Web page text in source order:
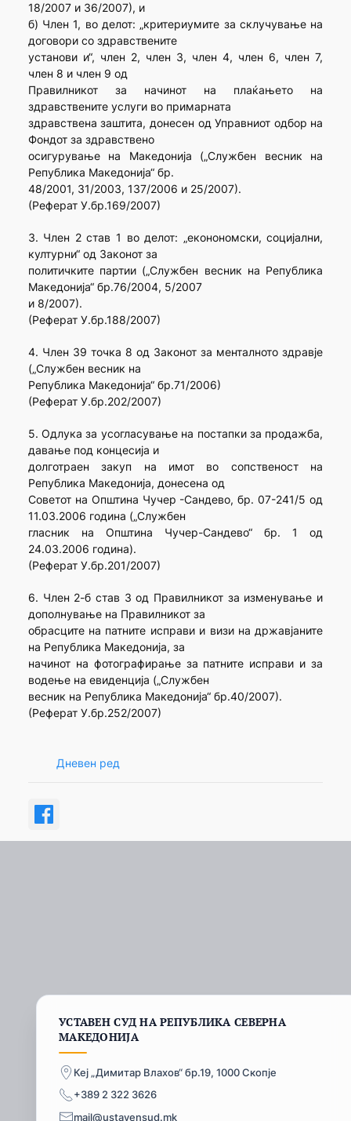
18/2007 и 36/2007), и
б) Член 1, во делот: „критериумите за склучување на
договори со здравствените
установи и“, член 2, член 3, член 4, член 6, член 7,
член 8 и член 9 од
Правилникот за начинот на плаќањето на
здравствените услуги во примарната
здравствена заштита, донесен од Управниот одбор на
Фондот за здравствено
осигурување на Македонија („Службен весник на
Република Македонија“ бр.
48/2001, 31/2003, 137/2006 и 25/2007).
(Реферат У.бр.169/2007)
3. Член 2 став 1 во делот: „еконономски, социјални,
културни“ од Законот за
политичките партии („Службен весник на Република
Македонија“ бр.76/2004, 5/2007
и 8/2007).
(Реферат У.бр.188/2007)
4. Член 39 точка 8 од Законот за менталното здравје
(„Службен весник на
Република Македонија“ бр.71/2006)
(Реферат У.бр.202/2007)
5. Одлука за усогласување на постапки за продажба,
давање под концесија и
долготраен закуп на имот во сопственост на
Република Македонија, донесена од
Советот на Општина Чучер -Сандево, бр. 07-241/5 од
11.03.2006 година („Службен
гласник на Општина Чучер-Сандево“ бр. 1 од
24.03.2006 година).
(Реферат У.бр.201/2007)
6. Член 2-б став 3 од Правилникот за изменување и
дополнување на Правилникот за
обрасците на патните исправи и визи на државјаните
на Република Македонија, за
начинот на фотографирање за патните исправи и за
водење на евиденција („Службен
весник на Република Македонија“ бр.40/2007).
(Реферат У.бр.252/2007)
Дневен ред
УСТАВЕН СУД НА РЕПУБЛИКА СЕВЕРНА
МАКЕДОНИЈА
Кеј „Димитар Влахов“ бр.19, 1000 Скопје
+389 2 322 3626
mail@ustavensud.mk